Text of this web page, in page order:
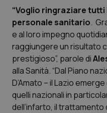
Calabria
Campania
Emilia-Romagna
Friuli Venezia
Asma & BPCO
Car-T
Colesterolo &
Dermatite Atopica
“Voglio ringraziare
personale sanitario.
e al loro impegno
raggiungere un risultato
prestigioso”, parole di
alla Sanità. “Dal Piano
D’Amato – il Lazio
quelli nazionali in
dell’infarto, il trattamento